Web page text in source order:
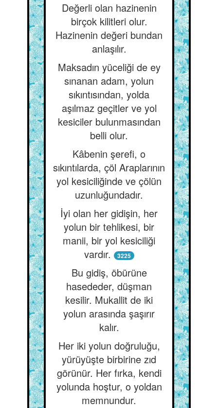
Değerli olan hazinenin
birçok kilitleri olur.
Hazinenin değeri bundan
anlaşılır.
Maksadın yüceliği de ey
sınanan adam, yolun
sıkıntısından, yolda
aşılmaz geçitler ve yol
kesiciler bulunmasından
belli olur.
Kâbenin şerefi, o
sıkıntılarda, çöl Araplarının
yol kesiciliğinde ve çölün
uzunluğundadır.
İyi olan her gidişin, her
yolun bir tehlikesi, bir
manii, bir yol kesiciliği
vardır.
3225
Bu gidiş, öbürüne
hasededer, düşman
kesilir. Mukallit de iki
yolun arasında şaşırır
kalır.
Her iki yolun doğruluğu,
yürüyüşte birbirine zıd
görünür. Her fırka, kendi
yolunda hoştur, o yoldan
memnundur.